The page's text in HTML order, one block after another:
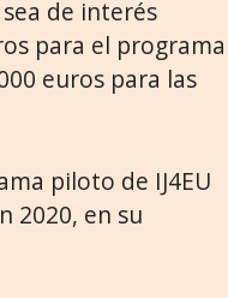
de interés
para el programa
euros para las
piloto de IJ4EU
2020, en su